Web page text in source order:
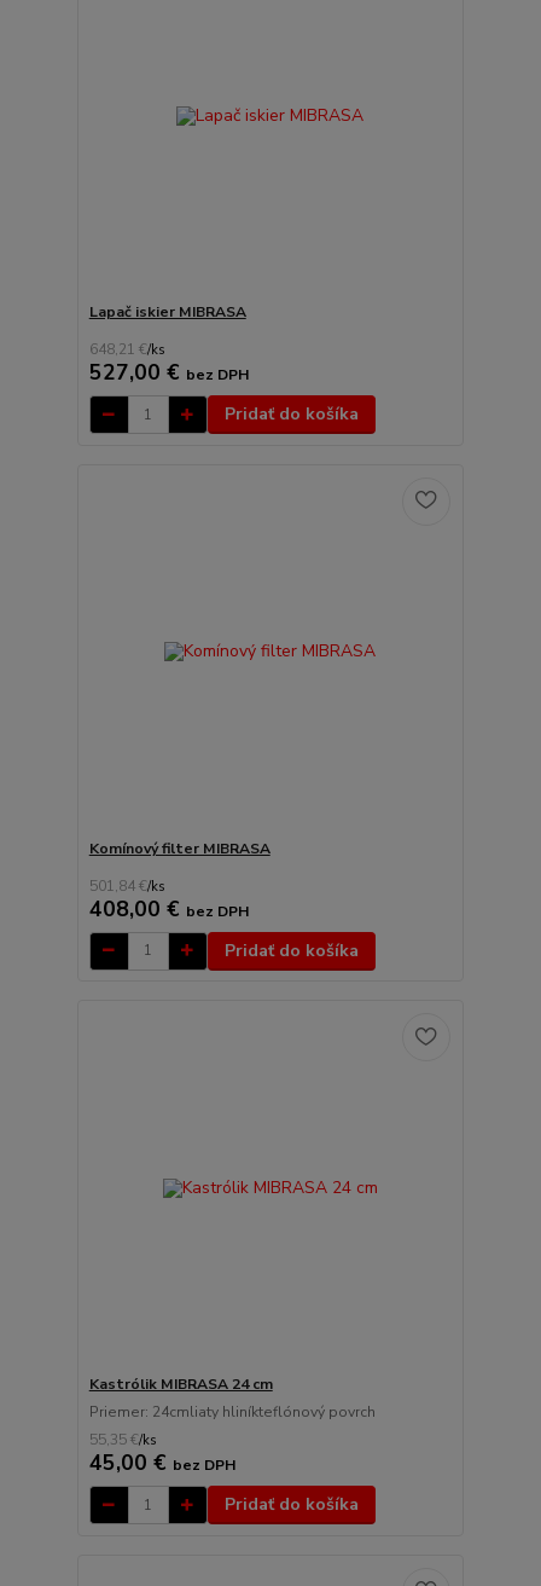
Lapač iskier MIBRASA
648,21 €/ks
527,00 € bez DPH
Pridať do košíka
Komínový filter MIBRASA
501,84 €/ks
408,00 € bez DPH
Pridať do košíka
Kastrólik MIBRASA 24 cm
Priemer: 24cmliaty hliníkteflónový povrch
55,35 €/ks
45,00 € bez DPH
Pridať do košíka